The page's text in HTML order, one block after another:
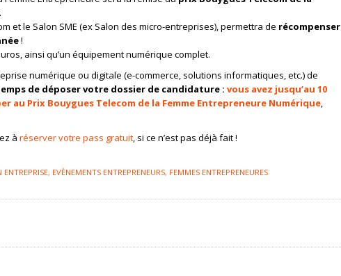
et le Salon SME (ex Salon des micro-entreprises), permettra de récompenser
!
ainsi qu’un équipement numérique complet.
numérique ou digitale (e-commerce, solutions informatiques, etc.) de
de déposer votre dossier de candidature : vous avez jusqu’au 10
au Prix Bouygues Telecom de la Femme Entrepreneure Numérique,
à réserver votre pass gratuit, si ce n’est pas déjà fait !
ENTREPRISE, EVÈNEMENTS ENTREPRENEURS, FEMMES ENTREPRENEURES